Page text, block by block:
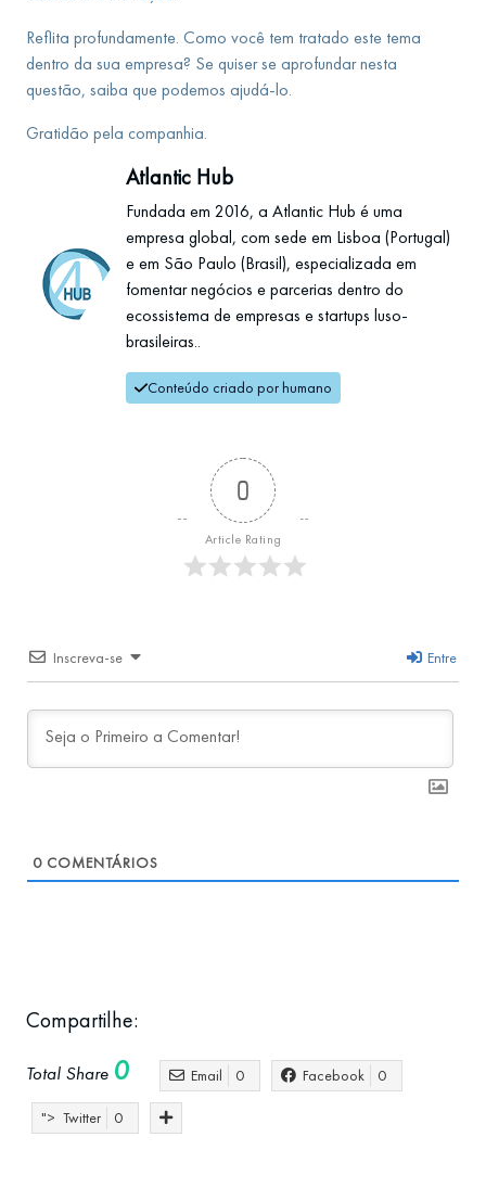
Reflita profundamente. Como você tem tratado este tema
dentro da sua empresa? Se quiser se aprofundar nesta
questão, saiba que podemos ajudá-lo.
Gratidão pela companhia.
Atlantic Hub
Fundada em 2016, a Atlantic Hub é uma
empresa global, com sede em Lisboa (Portugal)
e em São Paulo (Brasil), especializada em
fomentar negócios e parcerias dentro do
ecossistema de empresas e startups luso-
brasileiras..
Conteúdo criado por humano
0
Article Rating
Inscreva-se Entre
0 COMENTÁRIOS
Compartilhe:
Total Share 0 Email 0 Facebook 0
"> Twitter 0